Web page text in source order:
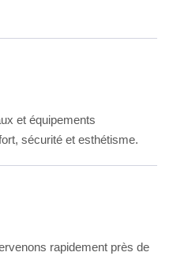
et équipements
sécurité et esthétisme.
rapidement près de